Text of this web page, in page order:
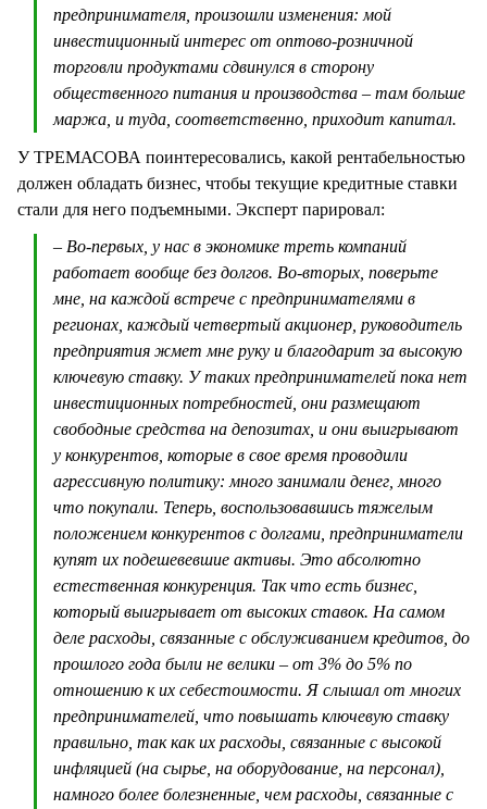
предпринимателя, произошли изменения: мой
инвестиционный интерес от оптово-розничной
торговли продуктами сдвинулся в сторону
общественного питания и производства – там больше
маржа, и туда, соответственно, приходит капитал.
У ТРЕМАСОВА поинтересовались, какой рентабельностью
должен обладать бизнес, чтобы текущие кредитные ставки
стали для него подъемными. Эксперт парировал:
– Во-первых, у нас в экономике треть компаний
работает вообще без долгов. Во-вторых, поверьте
мне, на каждой встрече с предпринимателями в
регионах, каждый четвертый акционер, руководитель
предприятия жмет мне руку и благодарит за высокую
ключевую ставку. У таких предпринимателей пока нет
инвестиционных потребностей, они размещают
свободные средства на депозитах, и они выигрывают
у конкурентов, которые в свое время проводили
агрессивную политику: много занимали денег, много
что покупали. Теперь, воспользовавшись тяжелым
положением конкурентов с долгами, предприниматели
купят их подешевевшие активы. Это абсолютно
естественная конкуренция. Так что есть бизнес,
который выигрывает от высоких ставок. На самом
деле расходы, связанные с обслуживанием кредитов, до
прошлого года были не велики – от 3% до 5% по
отношению к их себестоимости. Я слышал от многих
предпринимателей, что повышать ключевую ставку
правильно, так как их расходы, связанные с высокой
инфляцией (на сырье, на оборудование, на персонал),
намного более болезненные, чем расходы, связанные с